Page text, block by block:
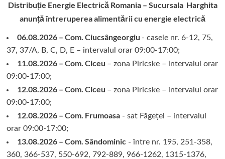
Distribuție Energie Electrică Romania – Sucursala Harghita
anunță întreruperea alimentării cu energie electrică
06.08.2026 – Com. Ciucsângeorgiu - casele nr. 6-12, 75,
37, 37/A, B, C, D, E – intervalul orar 09:00-17:00;
11.08.2026 – Com. Ciceu – zona Piricske – intervalul orar
09:00-17:00;
12.08.2026 – Com. Ciceu – zona Piricske – intervalul orar
09:00-17:00;
12.08.2026 – Com. Frumoasa- sat Făgețel – intervalul
orar 09:00-17:00;
13.08.2026 – Com. Sândominic- între nr. 195, 251-358,
360, 366-537, 550-692, 792-889, 966-1262, 1315-1376,